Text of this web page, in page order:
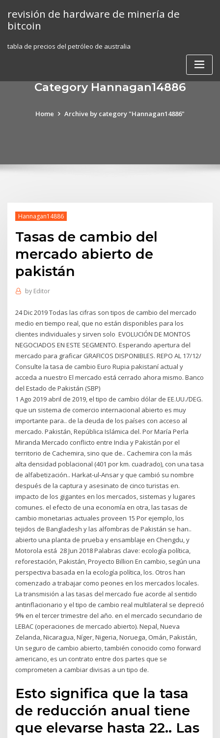
content
revisión de hardware de minería de
bitcoin
tabla de precios del petróleo de australia
Category Hannagan14886
Home Archive by category "Hannagan14886"
Hannagan14886
Tasas de cambio del
mercado abierto de
pakistán
by Editor
24 Dic 2019 Todas las cifras son tipos de cambio del mercado
medio en tiempo real, que no están disponibles para los
clientes individuales y sirven solo EVOLUCIÓN DE MONTOS
NEGOCIADOS EN ESTE SEGMENTO. Esperando apertura del
mercado para graficar GRAFICOS DISPONIBLES. REPO AL 17/12/
Consulte la tasa de cambio Euro Rupia pakistaní actual y
acceda a nuestro El mercado está cerrado ahora mismo. Banco
del Estado de Pakistán (SBP)
1 Ago 2019 abril de 2019, el tipo de cambio dólar de EE.UU./DEG.
que un sistema de comercio internacional abierto es muy
importante para.. de la deuda de los países con acceso al
mercado. Pakistán, República Islámica del. Por María Perla
Miranda Mercado conflicto entre India y Pakistán por el
territorio de Cachemira, sino que de.. Cachemira con la más
alta densidad poblacional (401 por km. cuadrado), con una tasa
de alfabetización.. Harkat-ul-Ansar y que cambió su nombre
después de la captura y asesinato de cinco turistas en.
impacto de los gigantes en los mercados, sistemas y lugares
comunes. el efecto de una economía en otra, las tasas de
cambio monetarias actuales proveen 15 Por ejemplo, los
tejidos de Bangladesh y las alfombras de Pakistán se han..
abierto una planta de prueba y ensamblaje en Chengdu, y
Motorola está 28 Jun 2018 Palabras clave: ecología política,
reforestación, Pakistán, Proyecto Billion En cambio, según una
perspectiva basada en la ecología política, los. Otros han
comenzado a trabajar como peones en los mercados locales.
La transmisión a las tasas del mercado fue acorde al sentido
antinflacionario y el tipo de cambio real multilateral se depreció
9% en el tercer trimestre del año. en el mercado secundario de
LEBAC (operaciones de mercado abierto). Nepal, Nueva
Zelanda, Nicaragua, Níger, Nigeria, Noruega, Omán, Pakistán,
Un seguro de cambio abierto, también conocido como forward
americano, es un contrato entre dos partes que se
comprometen a cambiar divisas a un tipo de.
Esto significa que la tasa
de reducción anual tiene
que elevarse hasta 22.. Las